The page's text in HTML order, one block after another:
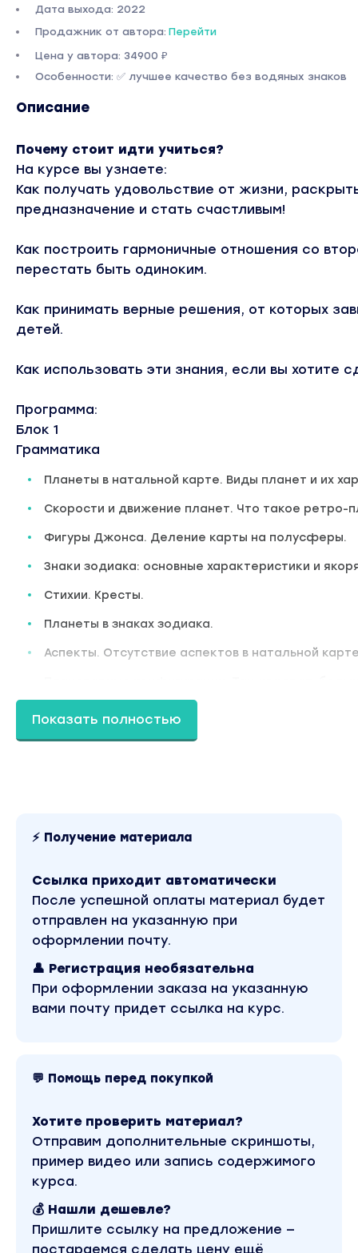
Дата выхода: 2022
Продажник от автора: Перейти
Цена у автора: 34900 ₽
Особенности: ✅ лучшее качество без водяных знаков
Описание
Почему стоит идти учиться?
На курсе вы узнаете:
Как получать удовольствие от жизни,
предназначение и стать счастливым!
Как построить гармоничные отношения со
перестать быть одиноким.
Как принимать верные решения, от которых
детей.
Как использовать эти знания, если вы
Программа:
Блок 1
Грамматика
Планеты в натальной карте. Виды планет и их
Скорости и движение планет. Что такое ретро-
Фигуры Джонса. Деление карты на полусферы.
Знаки зодиака: основные характеристики и
Стихии. Кресты.
Планеты в знаках зодиака.
Аспекты. Отсутствие аспектов в натальной
Аспекты планет.
Асцендент. Восходящий знак. Первое
асценденте. Управитель асцендента.
Ближайшее окружение, короткие поездки и
Недвижимость. Отношения с родом. Место
Беременность и дети. Творчество.
Показатели здоровья в натальной карте.
Кризисы, кредиты и трансформации.
Выбор специальности и образования.
Эзотерика, психология и уединение. Тайны и
Карма и кармические задачи.
Алгоритм разбора натальной карты. Источник
Противоречия.
Наша энергия. Что делать, когда батарейка
Трансформация агрессии и разрушения в
Показать полностью
⚡ Получение материала
Ссылка приходит автоматически
После успешной оплаты материал будет
отправлен на указанную при
оформлении почту.
👤 Регистрация необязательна
При оформлении заказа на указанную
вами почту придет ссылка на курс.
💬 Помощь перед покупкой
Хотите проверить материал?
Отправим дополнительные скриншоты,
пример видео или запись содержимого
курса.
💰 Нашли дешевле?
Пришлите ссылку на предложение —
постараемся сделать цену ещё